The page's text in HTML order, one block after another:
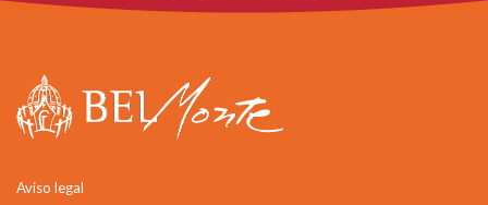
Aviso legal